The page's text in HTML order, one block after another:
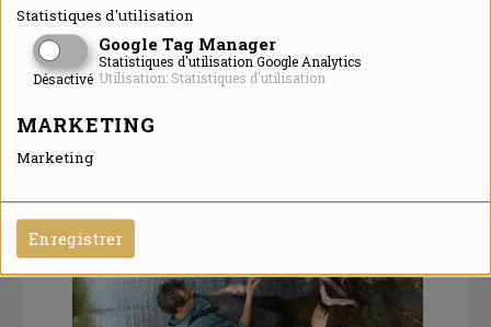
Statistiques d'utilisation
Google Tag Manager
Désactivé
Statistiques d'utilisation Google Analytics
Utilisation: Statistiques d'utilisation
MARKETING
Marketing
Enregistrer
Sans s’en rendre compte… Léo fait donc aussi
des mathématiques, de l’informatique et de la
physique ! Il aura eu la chance de manier un
la pose d’une sonde (certaines sont perdues
lors des crues…il faut donc les remplacer), etc.